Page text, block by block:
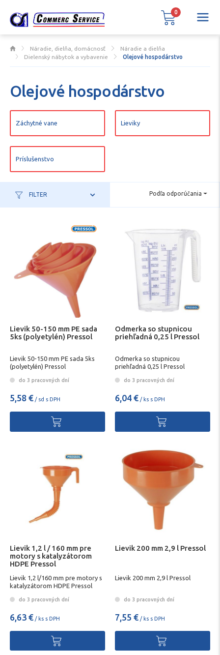
Náradie, dielňa, domácnosť
Náradie a dielňa
Dielenský nábytok a vybavenie
Olejové hospodárstvo
Olejové hospodárstvo
Záchytné vane Lieviky
Príslušenstvo
FILTER Podľa odporúčania
Lievik 50-150 mm PE sada
5ks (polyetylén) Pressol
Lievik 50-150 mm PE sada 5ks
(polyetylén) Pressol
do 3 pracovných dní
5,58 € / sd s DPH
Odmerka so stupnicou
priehľadná 0,25 l Pressol
Odmerka so stupnicou
priehľadná 0,25 l Pressol
do 3 pracovných dní
6,04 € / ks s DPH
Lievik 1,2 l / 160 mm pre
motory s katalyzátorom
HDPE Pressol
Lievik 1,2 l/160 mm pre motory s
katalyzátorom HDPE Pressol
do 3 pracovných dní
6,63 € / ks s DPH
Lievik 200 mm 2,9 l Pressol
Lievik 200 mm 2,9 l Pressol
do 3 pracovných dní
7,55 € / ks s DPH
0